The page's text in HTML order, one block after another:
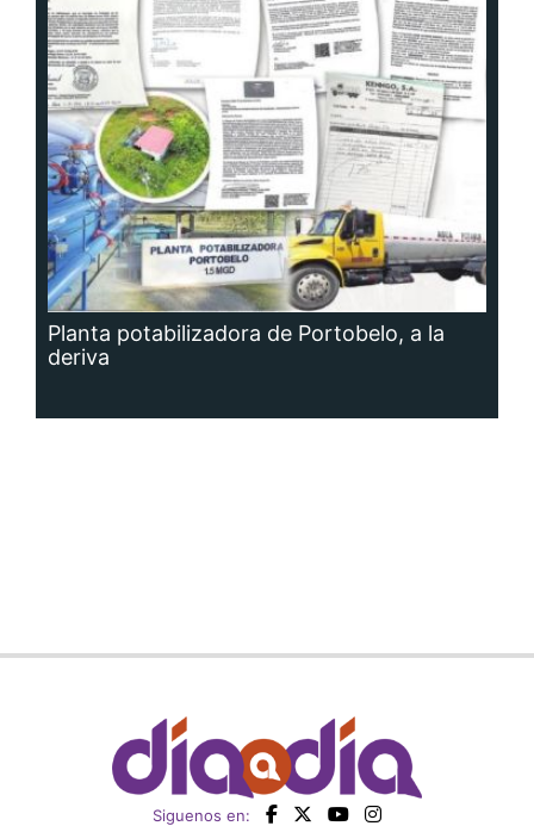
Planta potabilizadora de Portobelo, a la
deriva
Siguenos en: